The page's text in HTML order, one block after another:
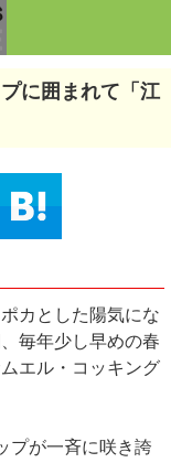
に囲まれて「江
カとした陽気にな
毎年少し早めの春
エル・コッキング
プが一斉に咲き誇